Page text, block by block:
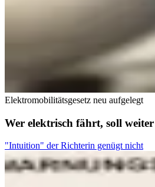
Elektromobilitätsgesetz neu aufgelegt
Wer elektrisch fährt, soll
"Intuition" der Richterin genügt nicht